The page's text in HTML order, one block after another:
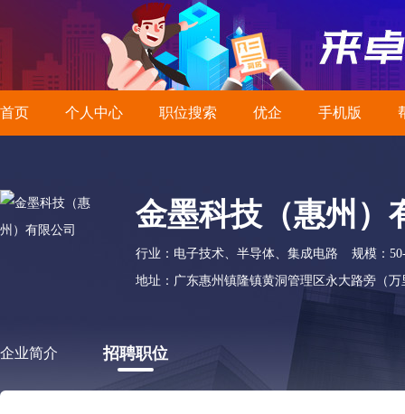
首页 个人中心 职位搜索 优企 手机版
金墨科技（惠州）
行业：电子技术、半导体、集成电路
规模：
地址：广东惠州镇隆镇黄洞管理区永大路旁（
企业简介 招聘职位